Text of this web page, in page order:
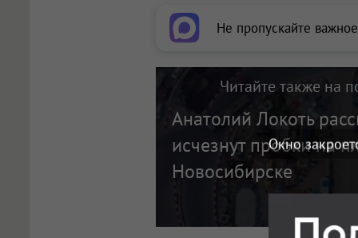
Не пропускайте
Читайте также на
Анатолий Локоть
исчезнут пробки на
Новосибирске
Окно